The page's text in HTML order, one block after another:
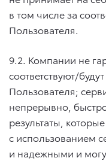
в том числе за
Пользователя.
9.2. Компании не
соответствуют/
Пользователя;
непрерывно,
результаты,
с использованием
и надежными и